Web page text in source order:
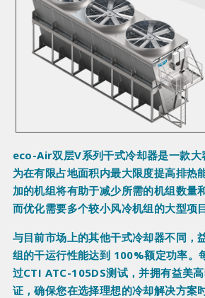
eco-Air双层V系列干式冷却器是一款大
为在有限占地面积内最大限度提高排热
加的机组将有助于减少所需的机组数量
而优化需要多个较小风冷机组的大型项
与目前市场上的其他干式冷却器不同
组的干运行性能达到 100%额定功率
过CTI ATC-105DS测试，并拥有益美
证，确保您在选择理想的冷却解决方案